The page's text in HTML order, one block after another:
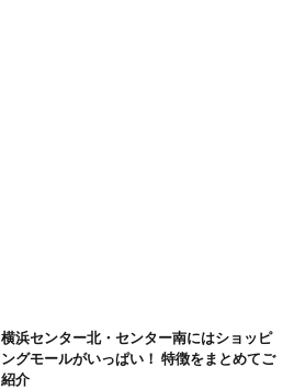
横浜センター北・センター南にはショッピ
ングモールがいっぱい！ 特徴をまとめてご
紹介